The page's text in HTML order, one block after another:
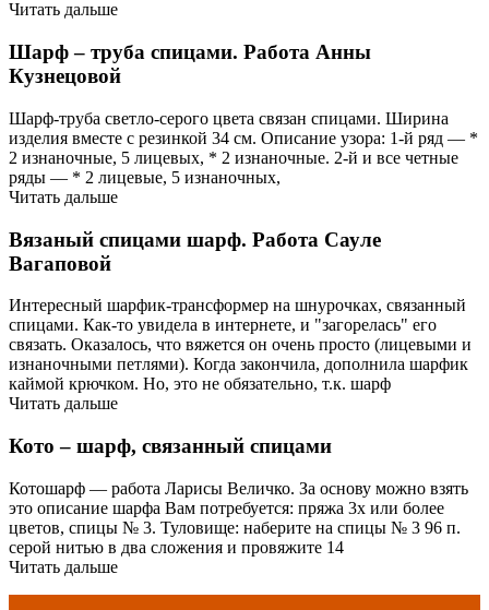
Читать дальше
Шарф – труба спицами. Работа Анны
Кузнецовой
Шарф-труба светло-серого цвета связан спицами. Ширина
изделия вместе с резинкой 34 см. Описание узора: 1-й ряд — *
2 изнаночные, 5 лицевых, * 2 изнаночные. 2-й и все четные
ряды — * 2 лицевые, 5 изнаночных,
Читать дальше
Вязаный спицами шарф. Работа Сауле
Вагаповой
Интересный шарфик-трансформер на шнурочках, связанный
спицами. Как-то увидела в интернете, и "загорелась" его
связать. Оказалось, что вяжется он очень просто (лицевыми и
изнаночными петлями). Когда закончила, дополнила шарфик
каймой крючком. Но, это не обязательно, т.к. шарф
Читать дальше
Кото – шарф, связанный спицами
Котошарф — работа Ларисы Величко. За основу можно взять
это описание шарфа Вам потребуется: пряжа 3х или более
цветов, спицы № 3. Туловище: наберите на спицы № 3 96 п.
серой нитью в два сложения и провяжите 14
Читать дальше